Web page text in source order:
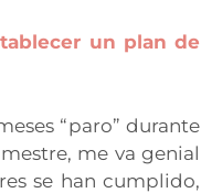
un plan de
“paro” durante
me va genial
se han cumplido,